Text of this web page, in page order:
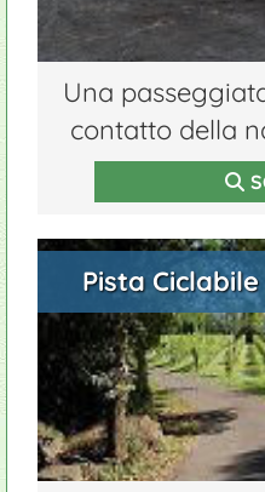
Una
contatto della
Pista